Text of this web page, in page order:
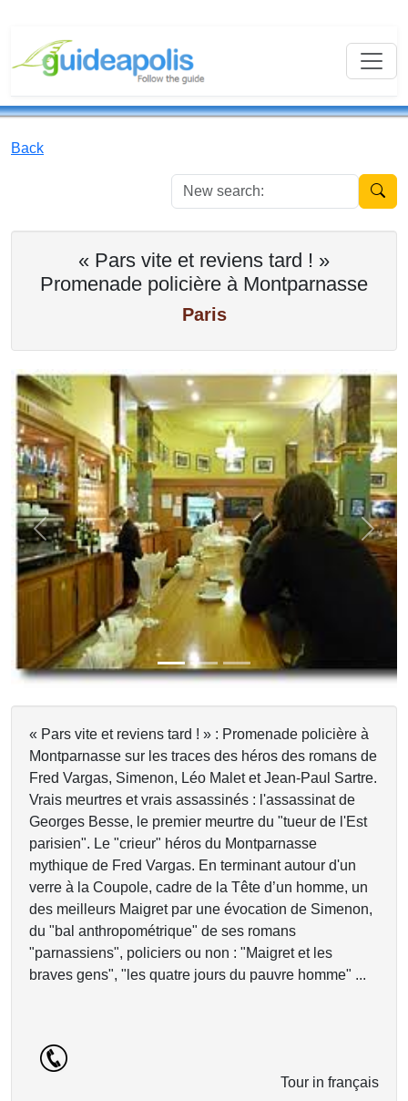
Back
New
« Pars vite et reviens tard ! »
Promenade policière à Montparnasse
Paris
Previous Next
« Pars vite et reviens tard ! » : Promenade policière à
Montparnasse sur les traces des héros des romans de
Fred Vargas, Simenon, Léo Malet et Jean-Paul Sartre.
Vrais meurtres et vrais assassinés : l'assassinat de
Georges Besse, le premier meurtre du "tueur de l'Est
parisien". Le "crieur" héros du Montparnasse
mythique de Fred Vargas. En terminant autour d'un
verre à la Coupole, cadre de la Tête d’un homme, un
des meilleurs Maigret par une évocation de Simenon,
du "bal anthropométrique" de ses romans
"parnassiens", policiers ou non : "Maigret et les
braves gens", "les quatre jours du pauvre homme" ...
Tour in français